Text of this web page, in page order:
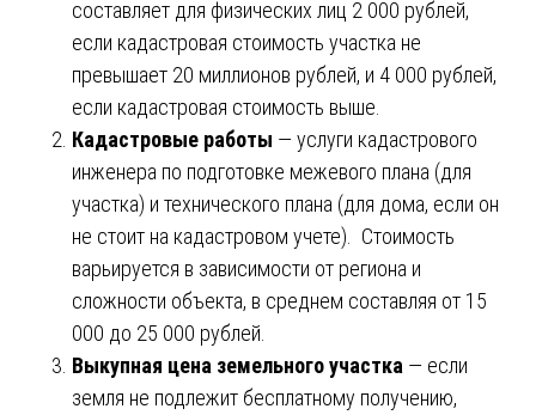
составляет для физических лиц 2 000 рублей,
если кадастровая стоимость участка не
превышает 20 миллионов рублей, и 4 000 рублей,
если кадастровая стоимость выше.
Кадастровые работы — услуги кадастрового
инженера по подготовке межевого плана (для
участка) и технического плана (для дома, если он
не стоит на кадастровом учете). Стоимость
варьируется в зависимости от региона и
сложности объекта, в среднем составляя от 15
000 до 25 000 рублей.
Выкупная цена земельного участка — если
земля не подлежит бесплатному получению,